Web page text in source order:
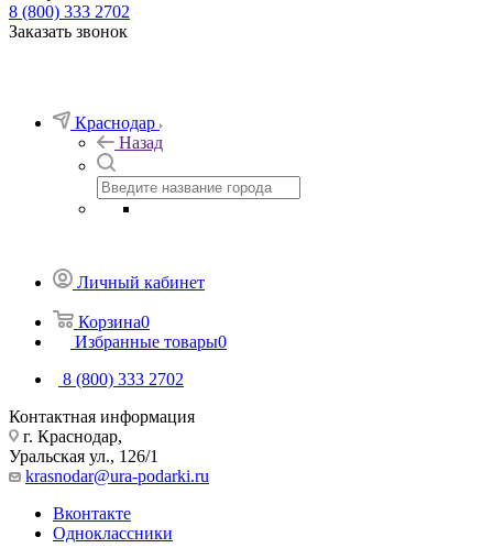
8 (800) 333 2702
Заказать звонок
Краснодар
Назад
Личный кабинет
Корзина0
Избранные товары0
8 (800) 333 2702
Контактная информация
г. Краснодар,
Уральская ул., 126/1
krasnodar@ura-podarki.ru
Вконтакте
Одноклассники